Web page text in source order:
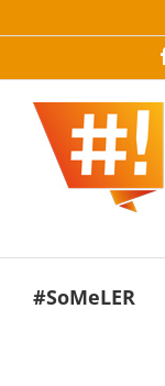
Inhalt
#SoMeLER